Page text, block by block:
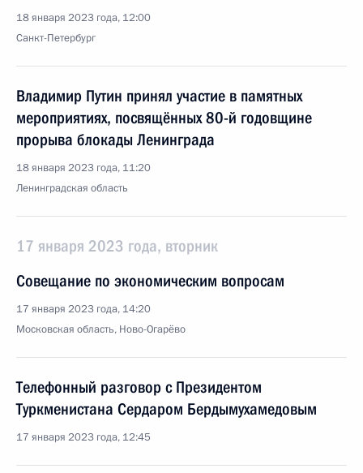
18 января 2023 года, 12:00
Санкт-Петербург
Владимир Путин принял участие в памятных
мероприятиях, посвящённых 80-й годовщине
прорыва блокады Ленинграда
18 января 2023 года, 11:20
Ленинградская область
17 января 2023 года, вторник
Совещание по экономическим вопросам
17 января 2023 года, 14:20
Московская область, Ново-Огарёво
Телефонный разговор с Президентом
Туркменистана Сердаром Бердымухамедовым
17 января 2023 года, 12:45